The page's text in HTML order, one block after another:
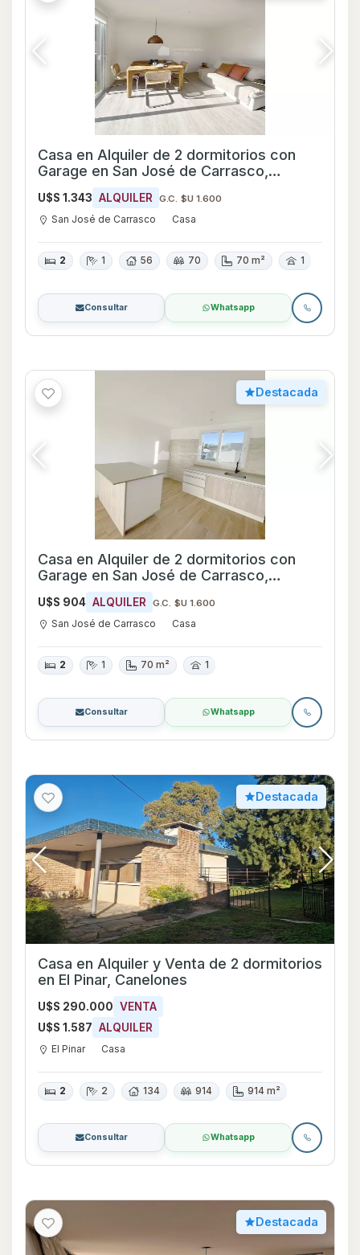
Casa en Alquiler de 2 dormitorios con
Garage en San José de Carrasco,
Canelones
U$S 1.343 ALQUILER G.C. $U 1.600
San José de Carrasco Casa
2 1 56 70 70 m² 1
Consultar Whatsapp
Destacada
Casa en Alquiler de 2 dormitorios con
Garage en San José de Carrasco,
Canelones
U$S 904 ALQUILER G.C. $U 1.600
San José de Carrasco Casa
2 1 70 m² 1
Consultar Whatsapp
Destacada
Casa en Alquiler y Venta de 2 dormitorios
en El Pinar, Canelones
U$S 290.000 VENTA
U$S 1.587 ALQUILER
El Pinar Casa
2 2 134 914 914 m²
Consultar Whatsapp
Destacada